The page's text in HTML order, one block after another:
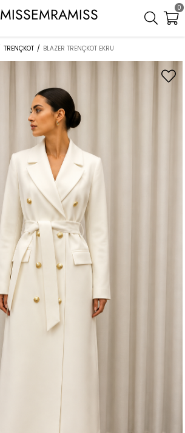
MISSEMRAMISS 0
TRENÇKOT BLAZER TRENÇKOT EKRU